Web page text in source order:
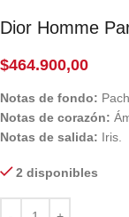
Dior Homme
$464.900,00
Notas de fondo:
Notas de corazón:
Notas de salida: Iris.
2 disponibles